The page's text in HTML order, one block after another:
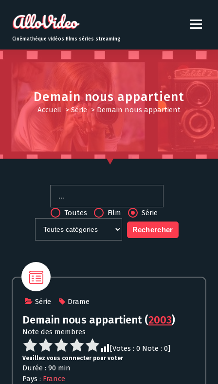
t
o
Cinémathèque vidéos films séries streaming
Demain nous appartient
Accueil > Série>Demain nous appartient
Toutes Film Série
Série Drame
Demain nous appartient (2003)
Note des membres
[Votes : 0 Note : 0]
Veuillez vous connecter pour voter
Durée : 90 min
Pays : France